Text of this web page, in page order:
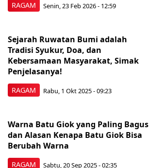
RAGAM Senin, 23 Feb 2026 - 12:59
RAGAM
Sejarah Ruwatan Bumi adalah
Tradisi Syukur, Doa, dan
Kebersamaan Masyarakat, Simak
Penjelasanya!
Rabu, 1 Okt 2025 - 09:23
RAGAM
Warna Batu Giok yang Paling Bagus
dan Alasan Kenapa Batu Giok Bisa
Berubah Warna
Sabtu, 20 Sep 2025 - 02:35